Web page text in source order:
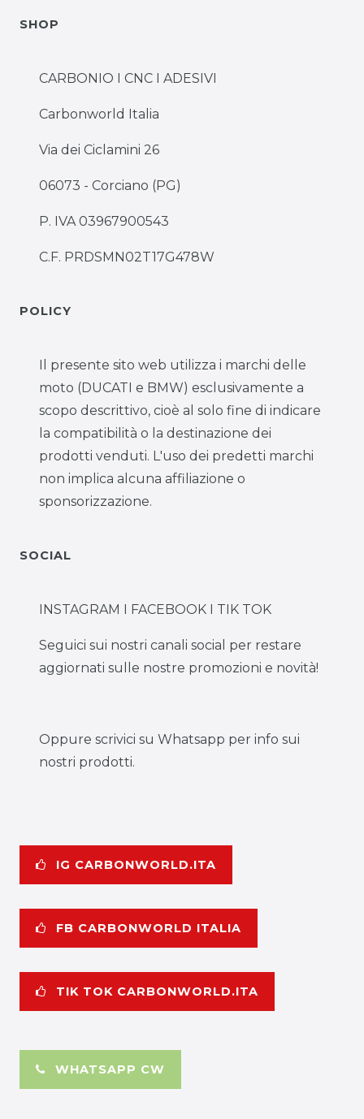
SHOP
CARBONIO I CNC I ADESIVI
Carbonworld Italia
Via dei Ciclamini 26
06073 - Corciano (PG)
P. IVA 03967900543
C.F. PRDSMN02T17G478W
POLICY
Il presente sito web utilizza i marchi delle
moto (DUCATI e BMW) esclusivamente a
scopo descrittivo, cioè al solo fine di indicare
la compatibilità o la destinazione dei
prodotti venduti. L'uso dei predetti marchi
non implica alcuna affiliazione o
sponsorizzazione.
SOCIAL
INSTAGRAM I FACEBOOK I TIK TOK
Seguici sui nostri canali social per restare
aggiornati sulle nostre promozioni e novità!
Oppure scrivici su Whatsapp per info sui
nostri prodotti.
IG CARBONWORLD.ITA
FB CARBONWORLD ITALIA
TIK TOK CARBONWORLD.ITA
WHATSAPP CW